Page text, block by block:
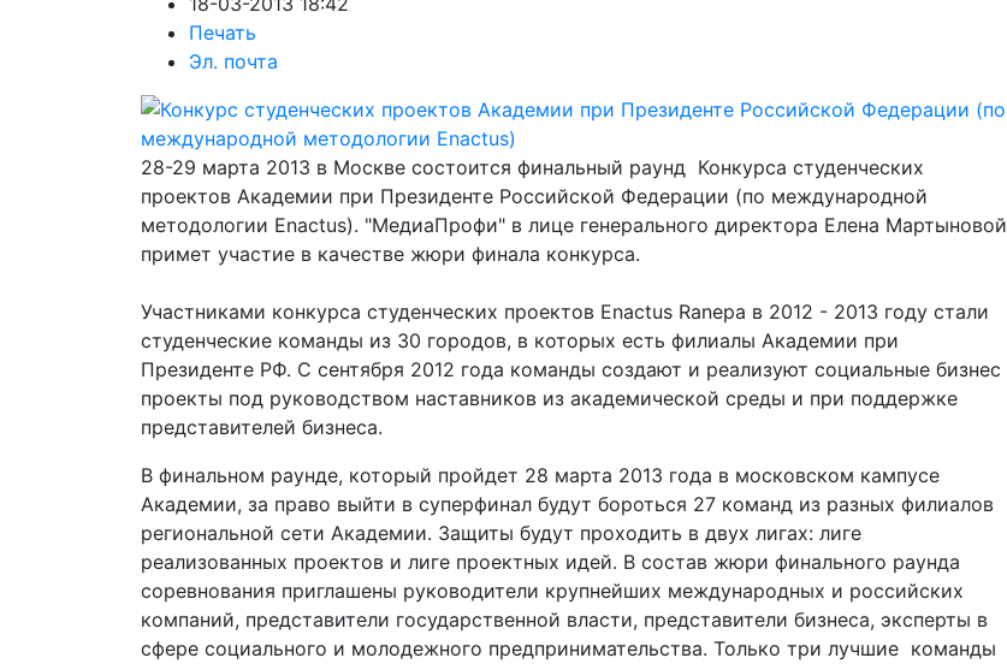
Печать
Эл. почта
28-29 марта 2013 в Москве состоится финальный раунд Конкурса студенческих
проектов Академии при Президенте Российской Федерации (по международной
методологии Enactus). "МедиаПрофи" в лице генерального директора Елена Мартыновой
примет участие в качестве жюри финала конкурса.
Участниками конкурса студенческих проектов Enactus Ranepa в 2012 - 2013 году стали
студенческие команды из 30 городов, в которых есть филиалы Академии при
Президенте РФ. С сентября 2012 года команды создают и реализуют социальные бизнес
проекты под руководством наставников из академической среды и при поддержке
представителей бизнеса.
В финальном раунде, который пройдет 28 марта 2013 года в московском кампусе
Академии, за право выйти в суперфинал будут бороться 27 команд из разных филиалов
региональной сети Академии. Защиты будут проходить в двух лигах: лиге
реализованных проектов и лиге проектных идей. В состав жюри финального раунда
соревнования приглашены руководители крупнейших международных и российских
компаний, представители государственной власти, представители бизнеса, эксперты в
сфере социального и молодежного предпринимательства. Только три лучшие команды